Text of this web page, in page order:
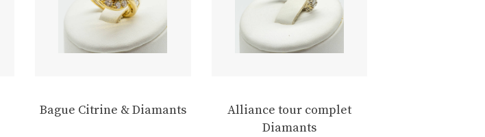
Bague Citrine & Diamants
Alliance tour complet
Diamants